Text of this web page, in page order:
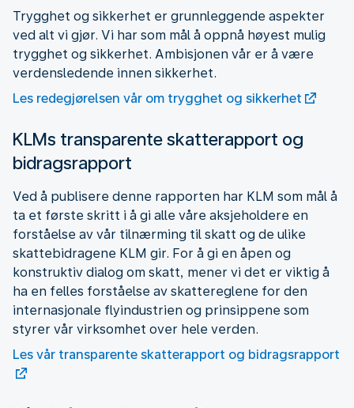
Trygghet og sikkerhet er grunnleggende aspekter
ved alt vi gjør. Vi har som mål å oppnå høyest mulig
trygghet og sikkerhet. Ambisjonen vår er å være
verdensledende innen sikkerhet.
Les redegjørelsen vår om trygghet og sikkerhet
KLMs transparente skatterapport og
bidragsrapport
Ved å publisere denne rapporten har KLM som mål å
ta et første skritt i å gi alle våre aksjeholdere en
forståelse av vår tilnærming til skatt og de ulike
skattebidragene KLM gir. For å gi en åpen og
konstruktiv dialog om skatt, mener vi det er viktig å
ha en felles forståelse av skattereglene for den
internasjonale flyindustrien og prinsippene som
styrer vår virksomhet over hele verden.
Les vår transparente skatterapport og bidragsrapport